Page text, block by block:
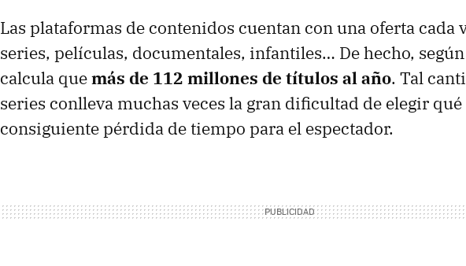
Las plataformas de contenidos cuentan con una oferta cada
series, películas, documentales, infantiles… De hecho,
calcula quemás de 112 millones de títulos al año. Tal
series conlleva muchas veces la gran dificultad de elegir qué
consiguiente pérdida de tiempo para el espectador.